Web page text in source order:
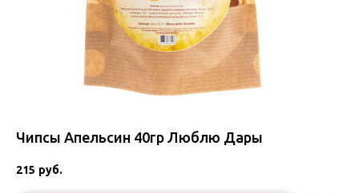
Чипсы Апельсин 40гр Люблю Дары
215 руб.